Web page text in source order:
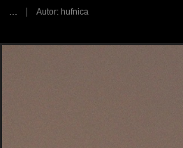
| Autor: hufnica